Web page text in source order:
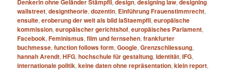
Denkerin ohne Geländer Stämpfli,design,designing law,designing
wallstreet,designtheorie,dozentin, Einführung Frauenstimmrecht,
ensuite,eroberung der welt als bild laStaempfli,europäische
kommission,europäischer gerichtshof,europäisches Parlament,
Facebook,Feminismus,film und fernsehen,frankfurter
buchmesse,function follows form,Google,Grenzschliessung,
hannah Arendt,HFG,hochschule für gestaltung,Identität,IFG,
internationale politik,keine daten ohne repräsentation,klein report,